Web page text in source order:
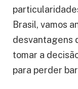
Brasil, vamos
desvantagens
tomar a
para perder